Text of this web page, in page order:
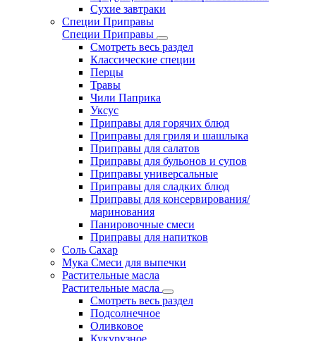
Сухие завтраки
Специи Приправы
Специи Приправы
Смотреть весь раздел
Классические специи
Перцы
Травы
Чили Паприка
Уксус
Приправы для горячих блюд
Приправы для гриля и шашлыка
Приправы для салатов
Приправы для бульонов и супов
Приправы универсальные
Приправы для сладких блюд
Приправы для консервирования/
маринования
Панировочные смеси
Приправы для напитков
Соль Сахар
Мука Смеси для выпечки
Растительные масла
Растительные масла
Смотреть весь раздел
Подсолнечное
Оливковое
Кукурузное